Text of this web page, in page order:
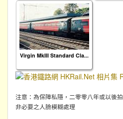
Virgin MkIII Standard Cla...
注意：為保障私隱，二零零八年或以後
非必要之人臉模糊處理